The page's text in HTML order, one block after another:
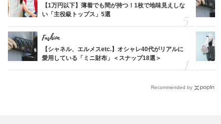
【1万円以下】薄着でも間が持つ！1枚で地味見えしな
い「主役級トップス」5選
Fashion
【シャネル、エルメスetc.】オシャレ40代がリアルに
愛用している「ミニ財布」＜スナップ18選＞
Recommended by